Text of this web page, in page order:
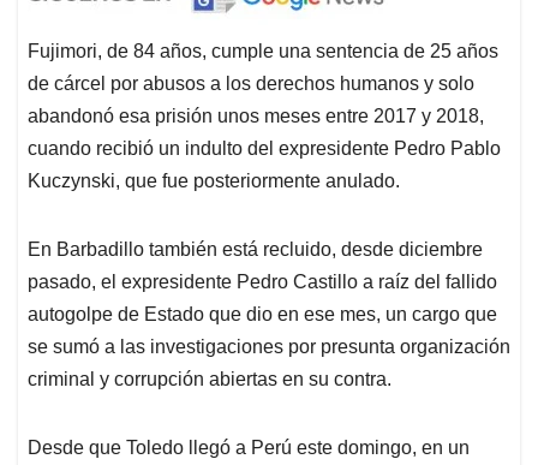
Fujimori, de 84 años, cumple una sentencia de 25 años
de cárcel por abusos a los derechos humanos y solo
abandonó esa prisión unos meses entre 2017 y 2018,
cuando recibió un indulto del expresidente Pedro Pablo
Kuczynski, que fue posteriormente anulado.
En Barbadillo también está recluido, desde diciembre
pasado, el expresidente Pedro Castillo a raíz del fallido
autogolpe de Estado que dio en ese mes, un cargo que
se sumó a las investigaciones por presunta organización
criminal y corrupción abiertas en su contra.
Desde que Toledo llegó a Perú este domingo, en un